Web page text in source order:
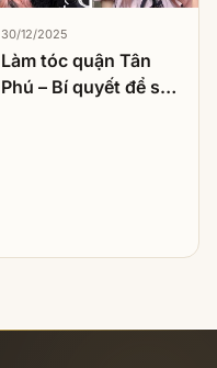
30/12/2025
Làm tóc quận Tân
Phú – Bí quyết để sở